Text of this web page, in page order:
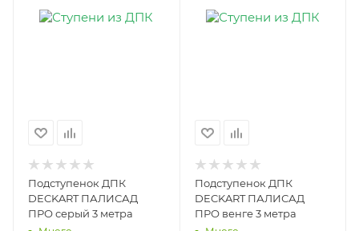
Подступенок ДПК
DECKART ПАЛИСАД
ПРО серый 3 метра
Подступенок ДПК
DECKART ПАЛИСАД
ПРО венге 3 метра